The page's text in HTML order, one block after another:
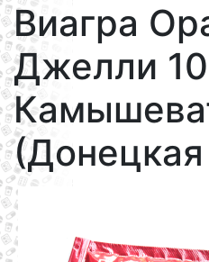
Виагра
Джелли